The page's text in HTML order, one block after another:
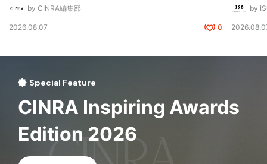
by CINRA編集部
2026.08.07 0
by
Special Feature
CINRA Inspiring Awards
Edition 2026